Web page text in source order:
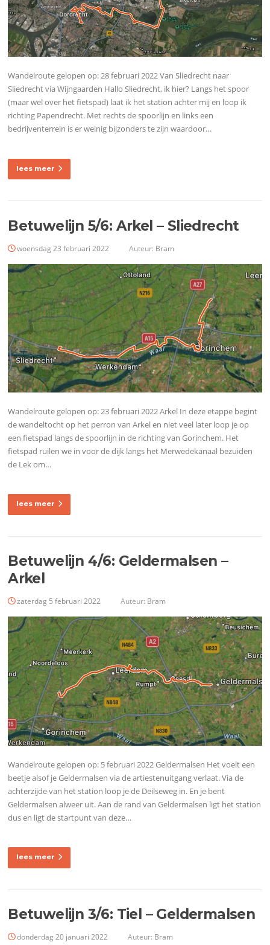
Wandelroute gelopen op: 28 februari 2022 Van Sliedrecht naar
Sliedrecht via Wijngaarden Hallo Sliedrecht, ik hier? Langs het spoor
(maar wel over het fietspad) laat ik het station achter mij en loop ik
richting Papendrecht. Met rechts de spoorlijn en links een
bedrijventerrein is er weinig bijzonders te zijn waardoor…
lees meer
Betuwelijn 5/6: Arkel – Sliedrecht
woensdag 23 februari 2022 Auteur: Bram
Wandelroute gelopen op: 23 februari 2022 Arkel In deze etappe begint
de wandeltocht op het perron van Arkel en niet veel later loop je op
een fietspad langs de spoorlijn in de richting van Gorinchem. Het
fietspad ruilen we in voor de dijk langs het Merwedekanaal bezuiden
de Lek om…
lees meer
Betuwelijn 4/6: Geldermalsen –
Arkel
zaterdag 5 februari 2022 Auteur: Bram
Wandelroute gelopen op: 5 februari 2022 Geldermalsen Het voelt een
beetje alsof je Geldermalsen via de artiestenuitgang verlaat. Via de
achterzijde van het station loop je de Deilseweg in. En je bent
Geldermalsen alweer uit. Aan de rand van Geldermalsen ligt het station
dus en ligt de startpunt van deze…
lees meer
Betuwelijn 3/6: Tiel – Geldermalsen
donderdag 20 januari 2022 Auteur: Bram